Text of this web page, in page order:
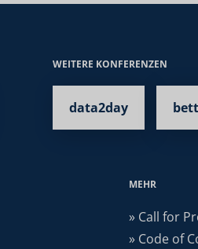
WEITERE KONFERENZEN
data2day
MEHR
» Call for
» Code of